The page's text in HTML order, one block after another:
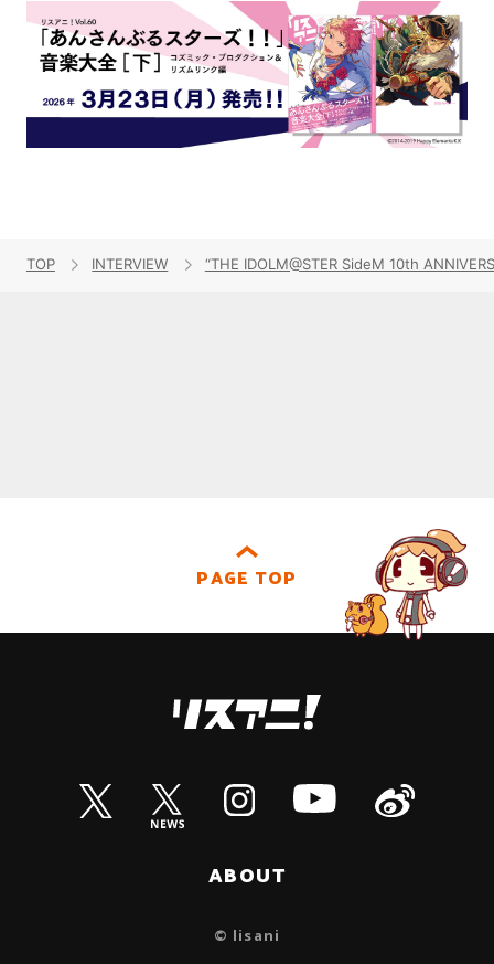
TOP INTERVIEW “THE IDOLM@STER SideM 10th
PAGE TOP
ABOUT
© lisani